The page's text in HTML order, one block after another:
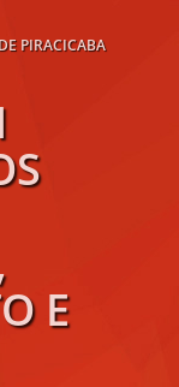
PIRACICABA
E